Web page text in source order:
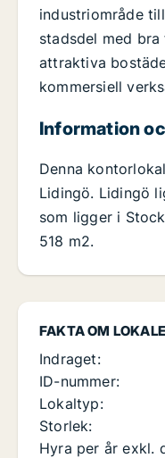
FAKTA OM
Indraget:
ID-nummer:
Lokaltyp:
Storlek:
Hyra per år exkl.
industriområde
stadsdel med
attraktiva
kommersiell
Information
Denna
Lidingö. Lidingö
som ligger i
518 m2.